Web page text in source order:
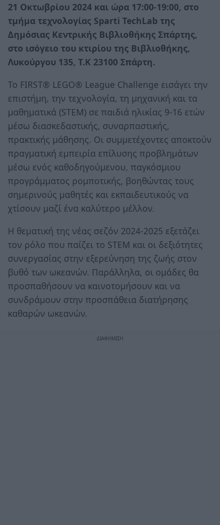
21 Οκτωβρίου 2024 και ώρα 17:00-19:00, στο
τμήμα τεχνολογίας Sparti TechLab της
Δημόσιας Κεντρικής Βιβλιοθήκης Σπάρτης,
στο ισόγειο του κτιρίου της Βιβλιοθήκης,
Λυκούργου 135, Τ.Κ 23100 Σπάρτη.
Το FIRST® LEGO® League Challenge εισάγει την
επιστήμη, την τεχνολογία, τη μηχανική και τα
μαθηματικά (STEM) σε παιδιά ηλικίας 9-16 ετών
μέσω διασκεδαστικής, συναρπαστικής,
πρακτικής μάθησης. Οι συμμετέχοντες αποκτούν
πραγματική εμπειρία επίλυσης προβλημάτων
μέσω ενός καθοδηγούμενου, παγκόσμιου
προγράμματος ρομποτικής, βοηθώντας τους
σημερινούς μαθητές και εκπαιδευτικούς να
χτίσουν μαζί ένα καλύτερο μέλλον.
Η θεματική της νέας σεζόν 2024-2025 εξετάζει
τον ρόλο που παίζει το STEM και οι δεξιότητες
συνεργασίας στην εξερεύνηση της ζωής στον
βυθό των ωκεανών. Παράλληλα, οι ομάδες θα
προσπαθήσουν να καινοτομήσουν και να
συνδράμουν στην προσπάθεια διατήρησης
καθαρών ωκεανών.